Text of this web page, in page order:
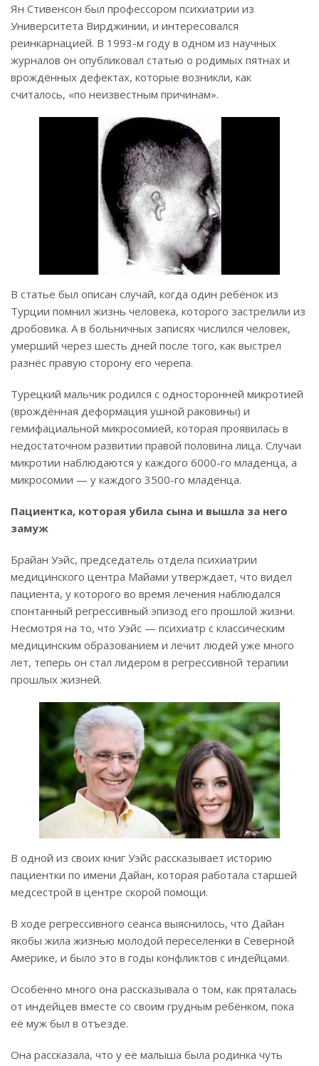
Ян Стивенсон был профессором психиатрии из
Университета Вирджинии, и интересовался
реинкарнацией. В 1993-м году в одном из научных
журналов он опубликовал статью о родимых пятнах и
врождённых дефектах, которые возникли, как
считалось, «по неизвестным причинам».
В статье был описан случай, когда один ребёнок из
Турции помнил жизнь человека, которого застрелили из
дробовика. А в больничных записях числился человек,
умерший через шесть дней после того, как выстрел
разнёс правую сторону его черепа.
Турецкий мальчик родился с односторонней микротией
(врождённая деформация ушной раковины) и
гемифациальной микросомией, которая проявилась в
недостаточном развитии правой половина лица. Случаи
микротии наблюдаются у каждого 6000-го младенца, а
микросомии — у каждого 3500-го младенца.
Пациентка, которая убила сына и вышла за него
замуж
Брайан Уэйс, председатель отдела психиатрии
медицинского центра Майами утверждает, что видел
пациента, у которого во время лечения наблюдался
спонтанный регрессивный эпизод его прошлой жизни.
Несмотря на то, что Уэйс — психиатр с классическим
медицинским образованием и лечит людей уже много
лет, теперь он стал лидером в регрессивной терапии
прошлых жизней.
В одной из своих книг Уэйс рассказывает историю
пациентки по имени Дайан, которая работала старшей
медсестрой в центре скорой помощи.
В ходе регрессивного сеанса выяснилось, что Дайан
якобы жила жизнью молодой переселенки в Северной
Америке, и было это в годы конфликтов с индейцами.
Особенно много она рассказывала о том, как пряталась
от индейцев вместе со своим грудным ребёнком, пока
её муж был в отъезде.
Она рассказала, что у её малыша была родинка чуть